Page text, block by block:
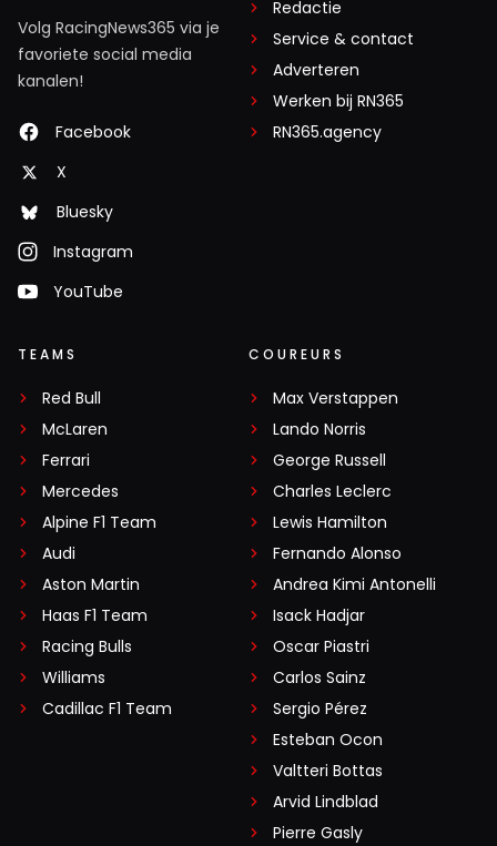
Volg RacingNews365 via je
favoriete social media
kanalen!
Facebook
X
Bluesky
Instagram
YouTube
Redactie
Service & contact
Adverteren
Werken bij RN365
RN365.agency
TEAMS
Red Bull
McLaren
Ferrari
Mercedes
Alpine F1 Team
Audi
Aston Martin
Haas F1 Team
Racing Bulls
Williams
Cadillac F1 Team
COUREURS
Max Verstappen
Lando Norris
George Russell
Charles Leclerc
Lewis Hamilton
Fernando Alonso
Andrea Kimi Antonelli
Isack Hadjar
Oscar Piastri
Carlos Sainz
Sergio Pérez
Esteban Ocon
Valtteri Bottas
Arvid Lindblad
Pierre Gasly